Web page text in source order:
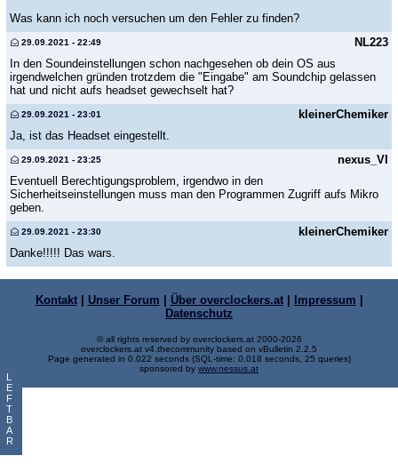
Was kann ich noch versuchen um den Fehler zu finden?
NL223
29.09.2021 - 22:49
In den Soundeinstellungen schon nachgesehen ob dein OS aus
irgendwelchen gründen trotzdem die "Eingabe" am Soundchip gelassen
hat und nicht aufs headset gewechselt hat?
kleinerChemiker
29.09.2021 - 23:01
Ja, ist das Headset eingestellt.
nexus_VI
29.09.2021 - 23:25
Eventuell Berechtigungsproblem, irgendwo in den
Sicherheitseinstellungen muss man den Programmen Zugriff aufs Mikro
geben.
kleinerChemiker
29.09.2021 - 23:30
Danke!!!!! Das wars.
L
E
F
T
B
A
R
Kontakt| Unser Forum Über overclockers.at| Impressum
Datenschutz
© all rights reserved by overclockers.at 2000-2026
overclockers.at v4.thecommunity based on vBulletin 2.2.5
Page generated in 0.022 seconds (SQL-time: 0.018 seconds, 25 queries)
sponsored by www.nessus.at